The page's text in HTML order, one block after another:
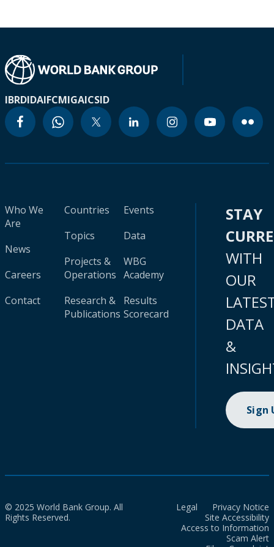
IBRDIDAIFCMIGAICSID
Who We
Are
News
Careers
Contact
Countries
Topics
Projects &
Operations
Research &
Publications
Events
Data
WBG
Academy
Results
Scorecard
STAY
WITH
OUR
DATA
&
Sign
© 2025 World Bank Group. All
Rights Reserved.
Legal
Privacy Notice
Site Accessibility
Access to Information
Scam Alert